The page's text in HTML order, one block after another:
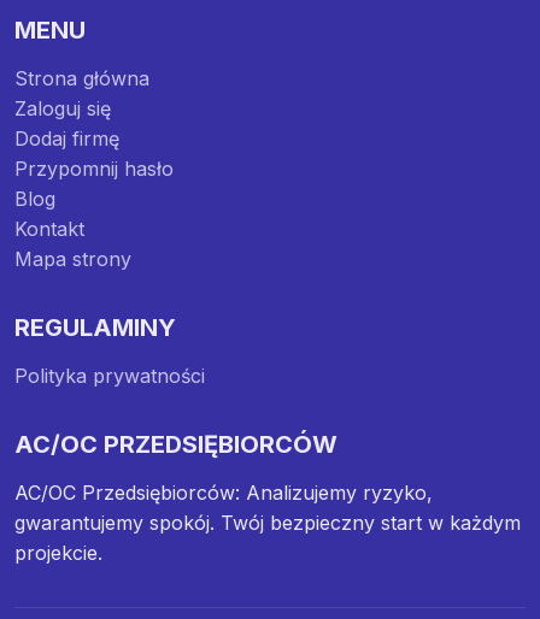
MENU
Strona główna
Zaloguj się
Dodaj firmę
Przypomnij hasło
Blog
Kontakt
Mapa strony
REGULAMINY
Polityka prywatności
AC/OC PRZEDSIĘBIORCÓW
AC/OC Przedsiębiorców: Analizujemy ryzyko,
gwarantujemy spokój. Twój bezpieczny start w każdym
projekcie.